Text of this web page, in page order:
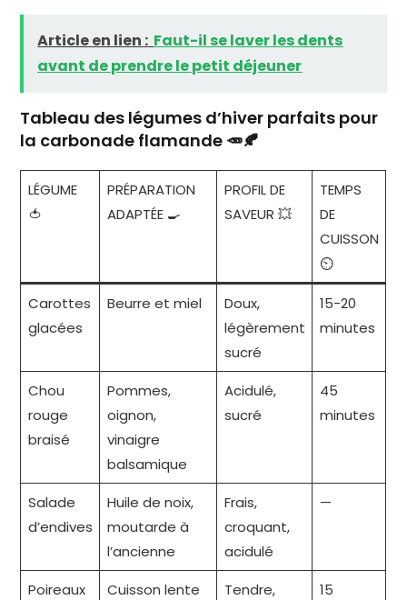
Article en lien : Faut-il se laver les dents
avant de prendre le petit déjeuner
Tableau des légumes d’hiver parfaits pour
la carbonade flamande 🥕🍂
LÉGUME
🍅
PRÉPARATION
ADAPTÉE 🍳
PROFIL DE
SAVEUR 💥
TEMPS
DE
CUISSON
⏲️
Carottes
glacées
Beurre et miel
Doux,
légèrement
sucré
15-20
minutes
Chou
rouge
braisé
Pommes,
oignon,
vinaigre
balsamique
Acidulé,
sucré
45
minutes
Salade
d’endives
Huile de noix,
moutarde à
l’ancienne
Frais,
croquant,
acidulé
—
Poireaux
Cuisson lente
Tendre,
15